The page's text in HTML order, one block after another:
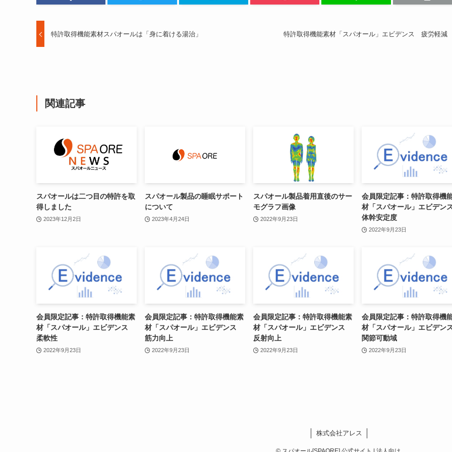
特許取得機能素材スパオールは「身に着ける湯治」 特許取得機能素材「スパオール」エビデンス 疲労軽減
関連記事
スパオールは二つ目の特許を取
得しました
2023年12月2日
スパオール製品の睡眠サポート
について
2023年4月24日
スパオール製品着用直後のサー
モグラフ画像
2022年9月23日
会員限定記事：特許取得機
材「スパオール」エビデン
体幹安定度
2022年9月23日
会員限定記事：特許取得機能素
材「スパオール」エビデンス
柔軟性
2022年9月23日
会員限定記事：特許取得機能素
材「スパオール」エビデンス
筋力向上
2022年9月23日
会員限定記事：特許取得機能素
材「スパオール」エビデンス
反射向上
2022年9月23日
会員限定記事：特許取得機
材「スパオール」エビデン
関節可動域
2022年9月23日
株式会社アレス